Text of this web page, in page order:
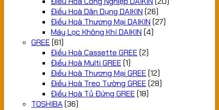
Điều Hoà Dân Dụng DAIKIN (26)
Điều Hoà Thương Mại DAIKIN (27)
Máy Lọc Không Khí DAIKIN (4)
GREE (61)
Điều Hoà Cassette GREE (2)
Điều Hoà Multi GREE (1)
Điều Hoà Thương Mại GREE (12)
Điều Hoà Treo Tường GREE (28)
Điều Hoà Tủ Đứng GREE (18)
TOSHIBA(36)